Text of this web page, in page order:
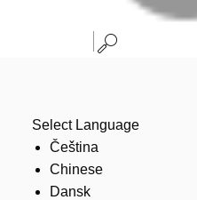
Select Language
Čeština
Chinese
Dansk